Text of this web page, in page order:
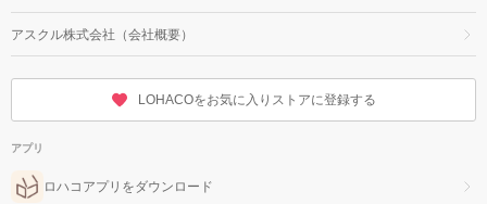
アスクル株式会社（会社概要）
LOHACOをお気に入りストアに登録する
アプリ
ロハコアプリをダウンロード